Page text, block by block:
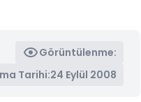
Görüntülenme:
Tarihi:24 Eylül 2008